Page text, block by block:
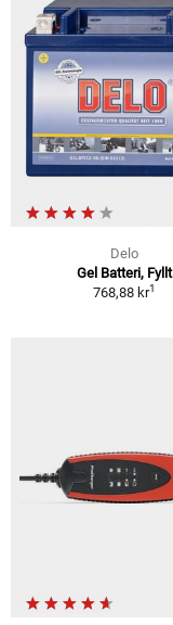
Delo
Gel Batteri, Fyllt
768,88 kr1